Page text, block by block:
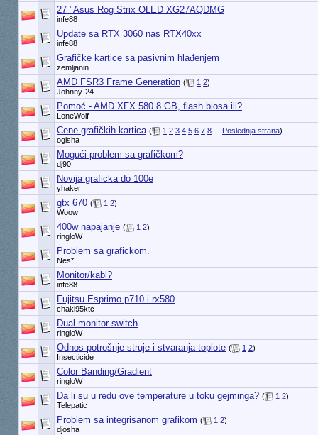
27 "Asus Rog Strix OLED XG27AQDMG
infe88
Update sa RTX 3060 nas RTX40xx
infe88
Grafičke kartice sa pasivnim hlađenjem
zemljanin
AMD FSR3 Frame Generation ( 1 2)
Johnny-24
Pomoć - AMD XFX 580 8 GB, flash biosa ili?
LoneWolf
Cene grafičkih kartica ( 1 2 3 4 5 6 7 8... Poslednja strana)
ogisha
Mogući problem sa grafičkom?
dj90
Novija graficka do 100e
yhaker
gtx 670 ( 1 2)
Woow
400w napajanje ( 1 2)
ringloW
Problem sa grafickom.
Nes*
Monitor/kabl?
infe88
Fujitsu Esprimo p710 i rx580
chaki95ktc
Dual monitor switch
ringloW
Odnos potrošnje struje i stvaranja toplote ( 1 2)
Insecticide
Color Banding/Gradient
ringloW
Da li su u redu ove temperature u toku gejminga? ( 1 2)
Telepatic
Problem sa integrisanom grafikom ( 1 2)
djosha